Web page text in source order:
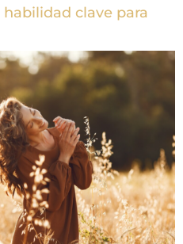
clave para